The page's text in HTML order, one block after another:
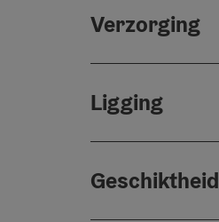
Verzorging
Ligging
Geschiktheid